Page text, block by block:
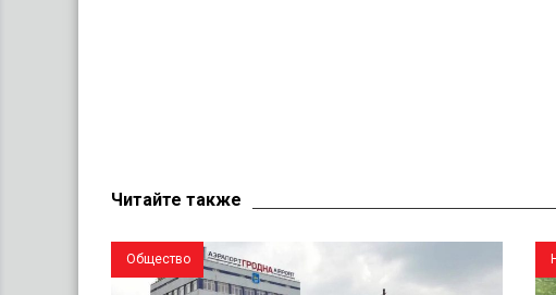
Читайте также
Общество